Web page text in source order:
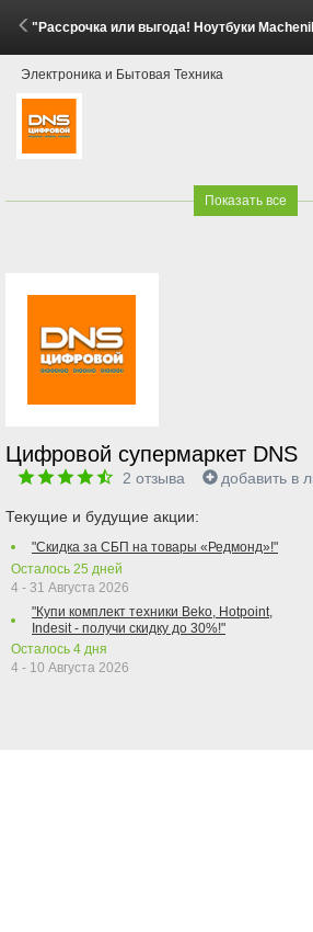
"Рассрочка или выгода! Ноутбуки Machenike!" (24 Апреля - 14 Мая
Электроника и Бытовая Техника
Показать все
Цифровой супермаркет DNS
2 отзыва добавить в
Текущие и будущие акции:
"Скидка за СБП на товары «Редмонд»!"
Осталось 25 дней
4 - 31 Августа 2026
"Купи комплект техники Beko, Hotpoint,
Indesit - получи скидку до 30%!"
Осталось 4 дня
4 - 10 Августа 2026